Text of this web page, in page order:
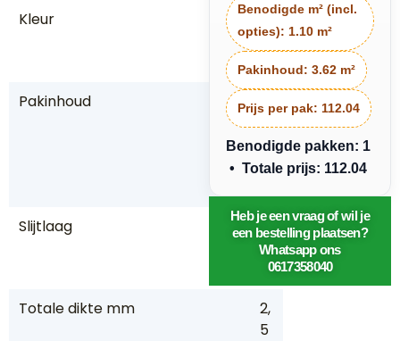
Kleur
B
ru
in
Pakinhoud
6
2
m
Slijtlaag
0,
5
5
Totale dikte mm
2,
5
Benodigde m² (incl.
opties): 1.10 m²
Pakinhoud: 3.62 m²
Prijs per pak: 112.04
Benodigde pakken: 1
• Totale prijs: 112.04
Heb je een vraag of wil je
een bestelling plaatsen?
Whatsapp ons
0617358040